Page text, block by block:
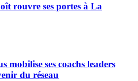
rouvre ses portes à La
mobilise ses coachs leaders
du réseau